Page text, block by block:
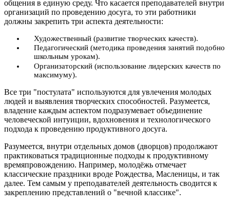
общения в единую среду. Что касается преподавателей внутри
организаций по проведению досуга, то эти работники
должны закрепить три аспекта деятельности:
Художественный (развитие творческих качеств).
Педагогический (методика проведения занятий подобно
школьным урокам).
Организаторский (использование лидерских качеств по
максимуму).
Все три "постулата" используются для увлечения молодых
людей и выявления творческих способностей. Разумеется,
владение каждым аспектом подразумевает объединение
человеческой интуиции, вдохновения и технологического
подхода к проведению продуктивного досуга.
Разумеется, внутри отдельных домов (дворцов) продолжают
практиковаться традиционные подходы к продуктивному
времяпровождению. Например, молодёжь отмечает
классические праздники вроде Рождества, Масленицы, и так
далее. Тем самым у преподавателей деятельность сводится к
закреплению представлений о "вечной классике".